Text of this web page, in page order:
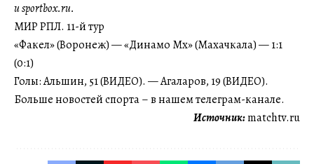
и sportbox.ru.
МИР РПЛ. 11-й тур
«Факел» (Воронеж) — «Динамо Мх» (Махачкала) — 1:1
(0:1)
Голы: Альшин, 51 (ВИДЕО). — Агаларов, 19 (ВИДЕО).
Больше новостей спорта – в нашем телеграм-канале.
Источник:matchtv.ru